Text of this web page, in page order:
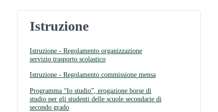
Istruzione
Istruzione - Regolamento organizzazione
servizio trasporto scolastico
Istruzione - Regolamento commissione mensa
Programma “Io studio”, erogazione borse di
studio per gli studenti delle scuole secondarie di
secondo grado